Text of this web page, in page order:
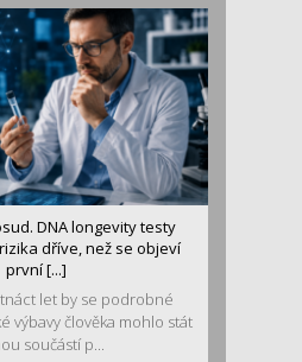
DNA longevity testy
dříve, než se objeví
první [...]
let by se podrobné
výbavy člověka mohlo stát
součástí p...